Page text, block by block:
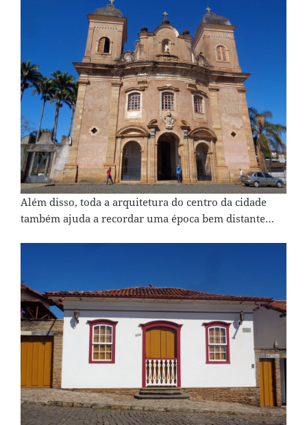
Além disso, toda a arquitetura do centro da cidade
também ajuda a recordar uma época bem distante…